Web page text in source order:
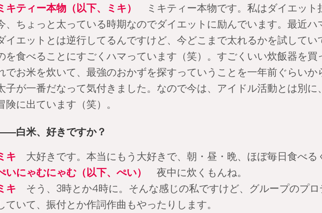
キティー本物（以下、ミキ）
ミキティー本物です。私はダイエット
、ちょっと太っている時期なのでダイエットに励んでいます。最近ハ
イエットとは逆行してるんですけど、今どこまで太れるかを試してい
を食べることにすごくハマっています（笑）。すごくいい炊飯器を買
でお米を炊いて、最強のおかずを探すっていうことを一年前ぐらいか
子が一番だなって気付きました。なので今は、アイドル活動とは別に
険に出ています（笑）。
白米、好きですか？
キ 大好きです。本当にもう大好きで、朝・昼・晩、ほぼ毎日食べる
いにゃむにゃむ（以下、ぺい）
夜中に炊くもんね。
キ そう、3時とか4時に。そんな感じの私ですけど、グループのプロ
ていて、振付とか作詞作曲もやったりします。